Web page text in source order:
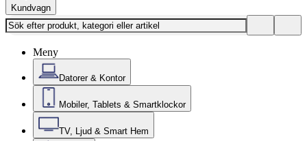
Kundvagn
Meny
Datorer & Kontor
Mobiler, Tablets & Smartklockor
TV, Ljud & Smart Hem